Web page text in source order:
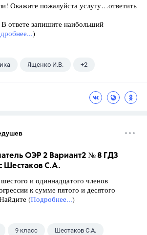
Окажите пожалуйста услугу…ответить
ответе запишите наибольший
)
Ященко И.В. +2
ОЭР 2 Вариант2 № 8 ГДЗ
Шестаков С.А.
и одиннадцатого членов
к сумме пятого и десятого
(Подробнее...)
9 класс Шестаков С.А.